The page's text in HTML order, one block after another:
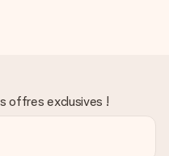
offres exclusives !